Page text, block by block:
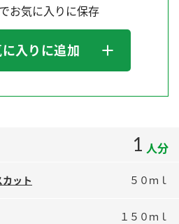
Fibee
お気に入りに保存
入りに追加
1 人分
ット ５０ｍｌ
１５０ｍｌ